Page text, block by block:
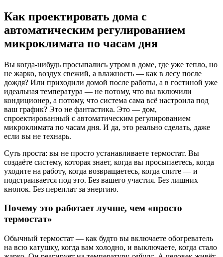
Как проектировать дома с
автоматическим регулированием
микроклимата по часам дня
Вы когда-нибудь просыпались утром в доме, где уже тепло, но
не жарко, воздух свежий, а влажность — как в лесу после
дождя? Или приходили домой после работы, а в гостиной уже
идеальная температура — не потому, что вы включили
кондиционер, а потому, что система сама всё настроила под
ваш график? Это не фантастика. Это — дом,
спроектированный с автоматическим регулированием
микроклимата по часам дня. И да, это реально сделать, даже
если вы не технарь.
Суть проста: вы не просто устанавливаете термостат. Вы
создаёте систему, которая знает, когда вы просыпаетесь, когда
уходите на работу, когда возвращаетесь, когда спите — и
подстраивается под это. Без вашего участия. Без лишних
кнопок. Без переплат за энергию.
Почему это работает лучше, чем «просто
термостат»
Обычный термостат — как будто вы включаете обогреватель
на всю катушку, когда вам холодно, и выключаете, когда стало